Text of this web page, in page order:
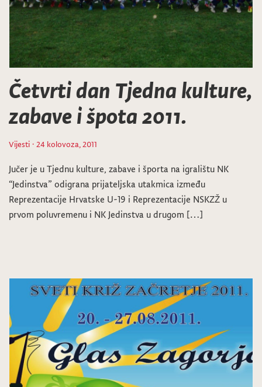
Četvrti dan Tjedna kulture,
zabave i špota 2011.
Vijesti · 24 kolovoza, 2011
Jučer je u Tjednu kulture, zabave i športa na igralištu NK
“Jedinstva” odigrana prijateljska utakmica između
Reprezentacije Hrvatske U-19 i Reprezentacije NSKZŽ u
prvom poluvremenu i NK Jedinstva u drugom […]